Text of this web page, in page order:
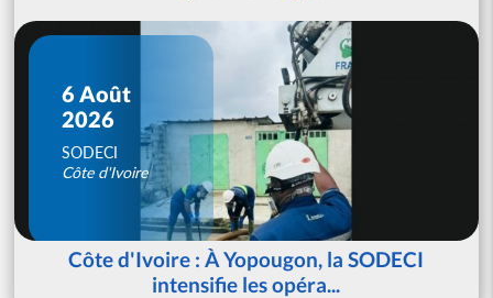
6 Août
2026
SODECI
Côte d'Ivoire
Côte d'Ivoire : À Yopougon, la SODECI
intensifie les opéra...